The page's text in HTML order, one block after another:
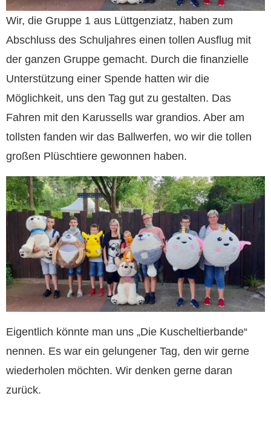
Wir, die Gruppe 1 aus Lüttgenziatz, haben zum
Abschluss des Schuljahres einen tollen Ausflug mit
der ganzen Gruppe gemacht. Durch die finanzielle
Unterstützung einer Spende hatten wir die
Möglichkeit, uns den Tag gut zu gestalten. Das
Fahren mit den Karussells war grandios. Aber am
tollsten fanden wir das Ballwerfen, wo wir die tollen
großen Plüschtiere gewonnen haben.
Eigentlich könnte man uns „Die Kuscheltierbande“
nennen. Es war ein gelungener Tag, den wir gerne
wiederholen möchten. Wir denken gerne daran
zurück.